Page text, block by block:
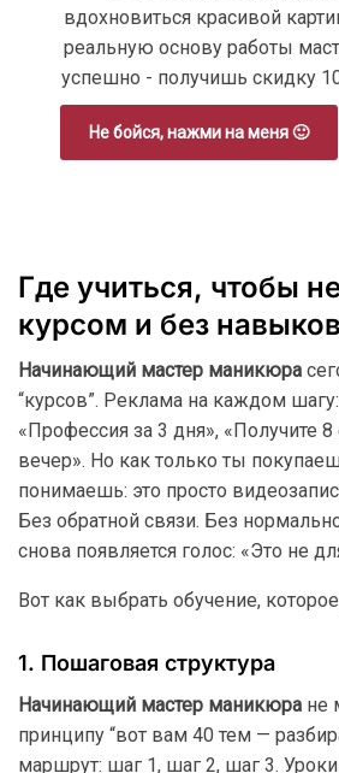
вдохновиться красивой
реальную основу работы
успешно - получишь скидку
Не бойся, нажми на меня 🙂
Где учиться, чтобы
курсом и без навыков
Начинающий мастер маникюра
“курсов”. Реклама на каждом
«Профессия за 3 дня», «Получите
вечер». Но как только ты
понимаешь: это просто
Без обратной связи. Без
снова появляется голос: «Это не
Вот как выбрать обучение,
1. Пошаговая структура
Начинающий мастер маникюра не
принципу “вот вам 40 тем —
маршрут: шаг 1, шаг 2, шаг 3.